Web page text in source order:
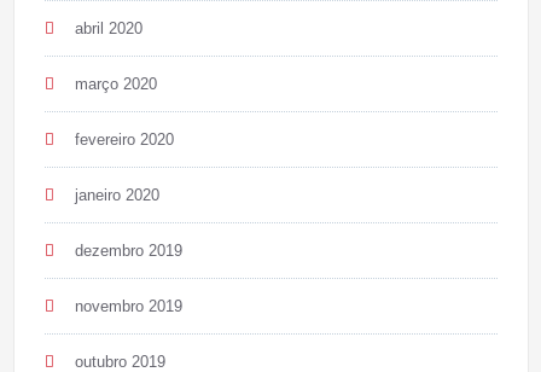
abril 2020
março 2020
fevereiro 2020
janeiro 2020
dezembro 2019
novembro 2019
outubro 2019